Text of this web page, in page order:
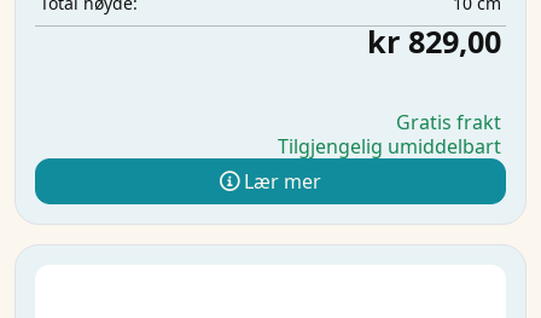
kr 829,00
Gratis frakt
Tilgjengelig umiddelbart
Lær mer